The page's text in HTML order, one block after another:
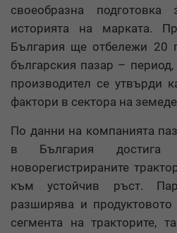
своеобразна
историята на марката.
България ще отбележи 20
българския пазар –
производител се утвърди
фактори в сектора на
По данни на компанията
в България
новорегистрираните
към устойчив ръст.
разширява и
сегмента на тракторите,